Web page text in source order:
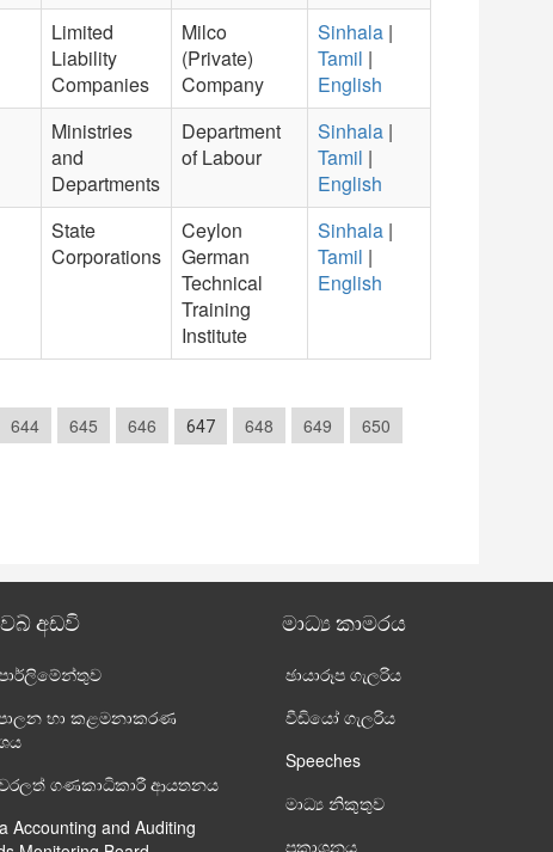
Limited
Liability
Companies
Milco
(Private)
Company
Sinhala |
Tamil |
English
Ministries
and
Departments
Department
of Labour
Sinhala |
Tamil |
English
State
Corporations
Ceylon
German
Technical
Training
Institute
Sinhala |
Tamil |
English
644 645 646 647 648 649
650
අඩවි
පාර්ලි‌මේන්තුව
හා කළමනාකරණ
වරලත් ගණකාධිකාරී ආයතනය
Accounting and Auditing
මාධ්‍ය කාමරය
ඡායාරූප ගැලරිය
වීඩියෝ ගැලරිය
Speeches
මාධ්‍ය නිකුතුව
ප්‍රකාශනය